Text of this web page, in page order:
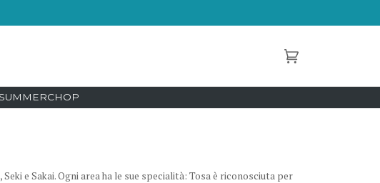
e Sakai. Ogni area ha le sue specialità: Tosa è riconosciuta per